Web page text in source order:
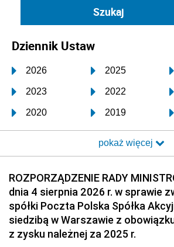
Dziennik Ustaw
2026 2025
2023 2022
2020 2019
2017 2016
2014 2013
2011 2010
2008 2007
2005 2004
2002 2001
pokaż więcej
ROZPORZĄDZENIE RADY
dnia 4 sierpnia 2026 r. w sprawie
spółki Poczta Polska Spółka
siedzibą w Warszawie z
z zysku należnej za 2025 r.